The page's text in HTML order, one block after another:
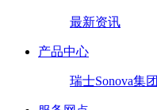
最新资讯
产品中心
瑞士Sonova集团